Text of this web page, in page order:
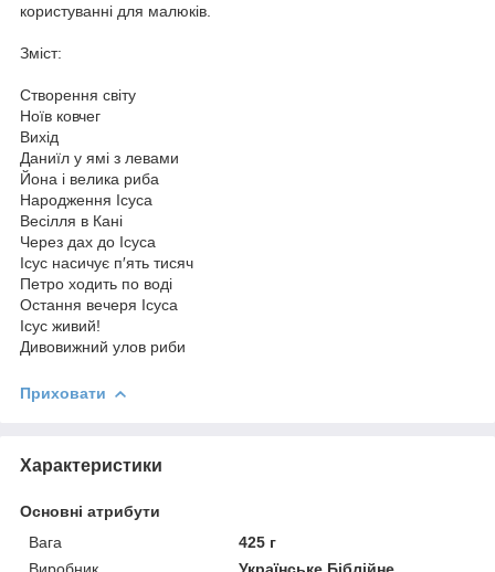
користуванні для малюків.
Зміст:
Створення світу
Ноїв ковчег
Вихід
Даниїл у ямі з левами
Йона і велика риба
Народження Ісуса
Весілля в Кані
Через дах до Ісуса
Ісус насичує п′ять тисяч
Петро ходить по воді
Остання вечеря Ісуса
Ісус живий!
Дивовижний улов риби
Приховати
Характеристики
Основні атрибути
Вага
425 г
Виробник
Українське Біблійне